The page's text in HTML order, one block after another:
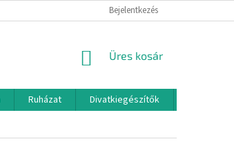
Bejelentkezés
KOSÁR
Üres kosár
Ruházat Divatkiegészítők